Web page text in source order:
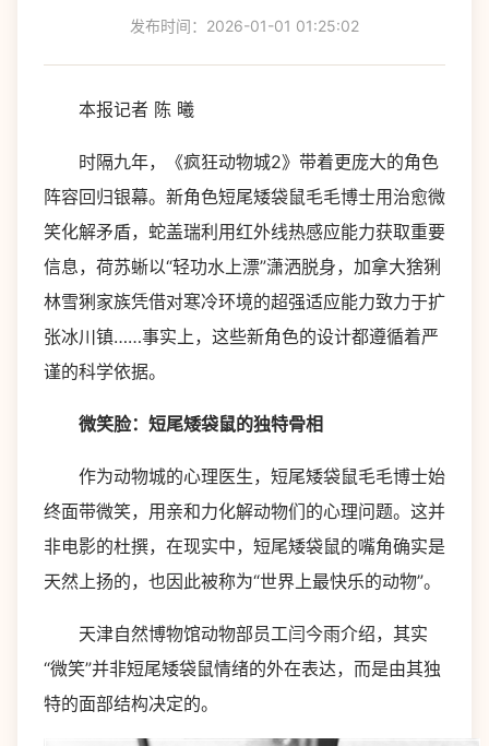
发布时间：2026-01-01 01:25:02
本报记者 陈 曦
时隔九年，《疯狂动物城2》带着更庞大的角色
阵容回归银幕。新角色短尾矮袋鼠毛毛博士用治愈微
笑化解矛盾，蛇盖瑞利用红外线热感应能力获取重要
信息，荷苏蜥以“轻功水上漂”潇洒脱身，加拿大猞猁
林雪猁家族凭借对寒冷环境的超强适应能力致力于扩
张冰川镇……事实上，这些新角色的设计都遵循着严
谨的科学依据。
微笑脸：短尾矮袋鼠的独特骨相
作为动物城的心理医生，短尾矮袋鼠毛毛博士始
终面带微笑，用亲和力化解动物们的心理问题。这并
非电影的杜撰，在现实中，短尾矮袋鼠的嘴角确实是
天然上扬的，也因此被称为“世界上最快乐的动物”。
天津自然博物馆动物部员工闫今雨介绍，其实
“微笑”并非短尾矮袋鼠情绪的外在表达，而是由其独
特的面部结构决定的。